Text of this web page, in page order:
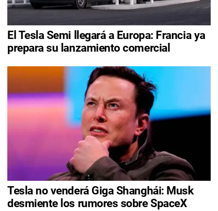
El Tesla Semi llegará a Europa: Francia ya
prepara su lanzamiento comercial
Tesla no venderá Giga Shanghái: Musk
desmiente los rumores sobre SpaceX